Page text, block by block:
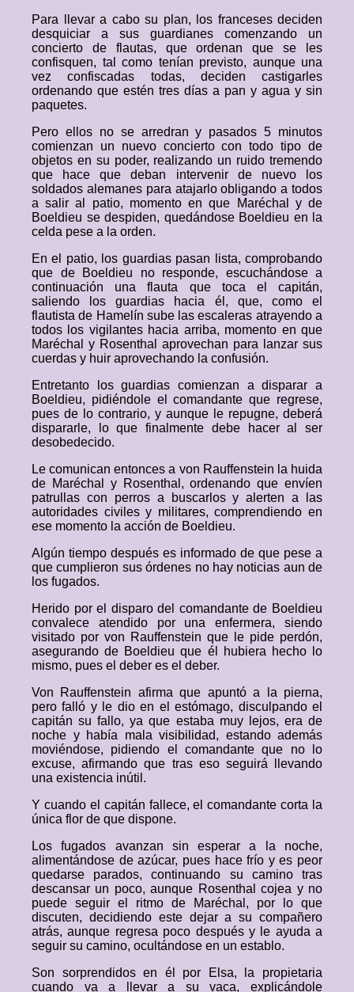
Para llevar a cabo su plan, los franceses deciden
desquiciar a sus guardianes comenzando un
concierto de flautas, que ordenan que se les
confisquen, tal como tenían previsto, aunque una
vez confiscadas todas, deciden castigarles
ordenando que estén tres días a pan y agua y sin
paquetes.
Pero ellos no se arredran y pasados 5 minutos
comienzan un nuevo concierto con todo tipo de
objetos en su poder, realizando un ruido tremendo
que hace que deban intervenir de nuevo los
soldados alemanes para atajarlo obligando a todos
a salir al patio, momento en que Maréchal y de
Boeldieu se despiden, quedándose Boeldieu en la
celda pese a la orden.
En el patio, los guardias pasan lista, comprobando
que de Boeldieu no responde, escuchándose a
continuación una flauta que toca el capitán,
saliendo los guardias hacia él, que, como el
flautista de Hamelín sube las escaleras atrayendo a
todos los vigilantes hacia arriba, momento en que
Maréchal y Rosenthal aprovechan para lanzar sus
cuerdas y huir aprovechando la confusión.
Entretanto los guardias comienzan a disparar a
Boeldieu, pidiéndole el comandante que regrese,
pues de lo contrario, y aunque le repugne, deberá
dispararle, lo que finalmente debe hacer al ser
desobedecido.
Le comunican entonces a von Rauffenstein la huida
de Maréchal y Rosenthal, ordenando que envíen
patrullas con perros a buscarlos y alerten a las
autoridades civiles y militares, comprendiendo en
ese momento la acción de Boeldieu.
Algún tiempo después es informado de que pese a
que cumplieron sus órdenes no hay noticias aun de
los fugados.
Herido por el disparo del comandante de Boeldieu
convalece atendido por una enfermera, siendo
visitado por von Rauffenstein que le pide perdón,
asegurando de Boeldieu que él hubiera hecho lo
mismo, pues el deber es el deber.
Von Rauffenstein afirma que apuntó a la pierna,
pero falló y le dio en el estómago, disculpando el
capitán su fallo, ya que estaba muy lejos, era de
noche y había mala visibilidad, estando además
moviéndose, pidiendo el comandante que no lo
excuse, afirmando que tras eso seguirá llevando
una existencia inútil.
Y cuando el capitán fallece, el comandante corta la
única flor de que dispone.
Los fugados avanzan sin esperar a la noche,
alimentándose de azúcar, pues hace frío y es peor
quedarse parados, continuando su camino tras
descansar un poco, aunque Rosenthal cojea y no
puede seguir el ritmo de Maréchal, por lo que
discuten, decidiendo este dejar a su compañero
atrás, aunque regresa poco después y le ayuda a
seguir su camino, ocultándose en un establo.
Son sorprendidos en él por Elsa, la propietaria
cuando va a llevar a su vaca, explicándole